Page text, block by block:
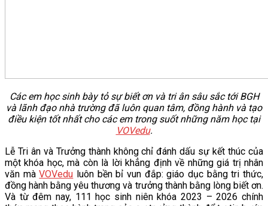
Các em học sinh bày tỏ sự biết ơn và tri ân sâu sắc tới BGH
và lãnh đạo nhà trường đã luôn quan tâm, đồng hành và tạo
điều kiện tốt nhất cho các em trong suốt những năm học tại
VOVedu.
Lễ Tri ân và Trưởng thành không chỉ đánh dấu sự kết thúc của
một khóa học, mà còn là lời khẳng định về những giá trị nhân
văn màVOVedu luôn bền bỉ vun đắp: giáo dục bằng tri thức,
đồng hành bằng yêu thương và trưởng thành bằng lòng biết ơn.
Và từ đêm nay, 111 học sinh niên khóa 2023 – 2026 chính